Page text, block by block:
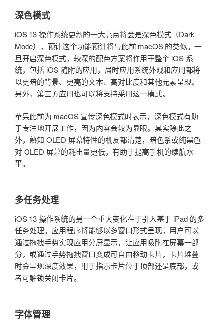
深色模式
iOS 13 操作系统更新的一大亮点将会是深色模式（Dark
Mode），预计这个功能预计将与此前 macOS 的类似。一
旦开启深色模式，较深的配色方案将作用于整个 iOS 系
统，包括 iOS 随附的应用，届时应用系统外观和应用都将
以更暗的背景、更亮的文本、高对比度和其他元素呈现。
另外，第三方应用也可以将支持采用这一模式。
苹果此前为 macOS 宣传深色模式时表示，深色模式有助
于专注地开展工作，因为内容会较为显眼。其实除此之
外，熟知 OLED 屏幕特性的机友都清楚，暗色系或纯黑色
对 OLED 屏幕的耗电量更低，有助于提高手机的续航水
平。
多任务处理
iOS 13 操作系统的另一个重大变化在于引入基于 iPad 的多
任务处理。应用程序将能够以多窗口形式呈现，用户可以
通过拖拽手势实现应用分屏显示，让应用吸附在屏幕一部
分，或通过手势拖拽窗口变成可自由移动卡片，卡片堆叠
时会呈现深度效果，用于指示卡片位于顶部还是底部，或
者可解锁关闭卡片。
字体管理